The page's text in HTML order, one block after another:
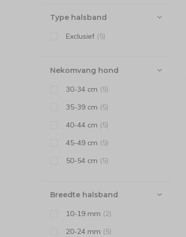
Type halsband
Exclusief (5)
Nekomvang hond
30-34 cm (5)
35-39 cm (5)
40-44 cm (5)
45-49 cm (5)
50-54 cm (5)
Breedte halsband
10-19 mm (2)
20-24 mm (5)